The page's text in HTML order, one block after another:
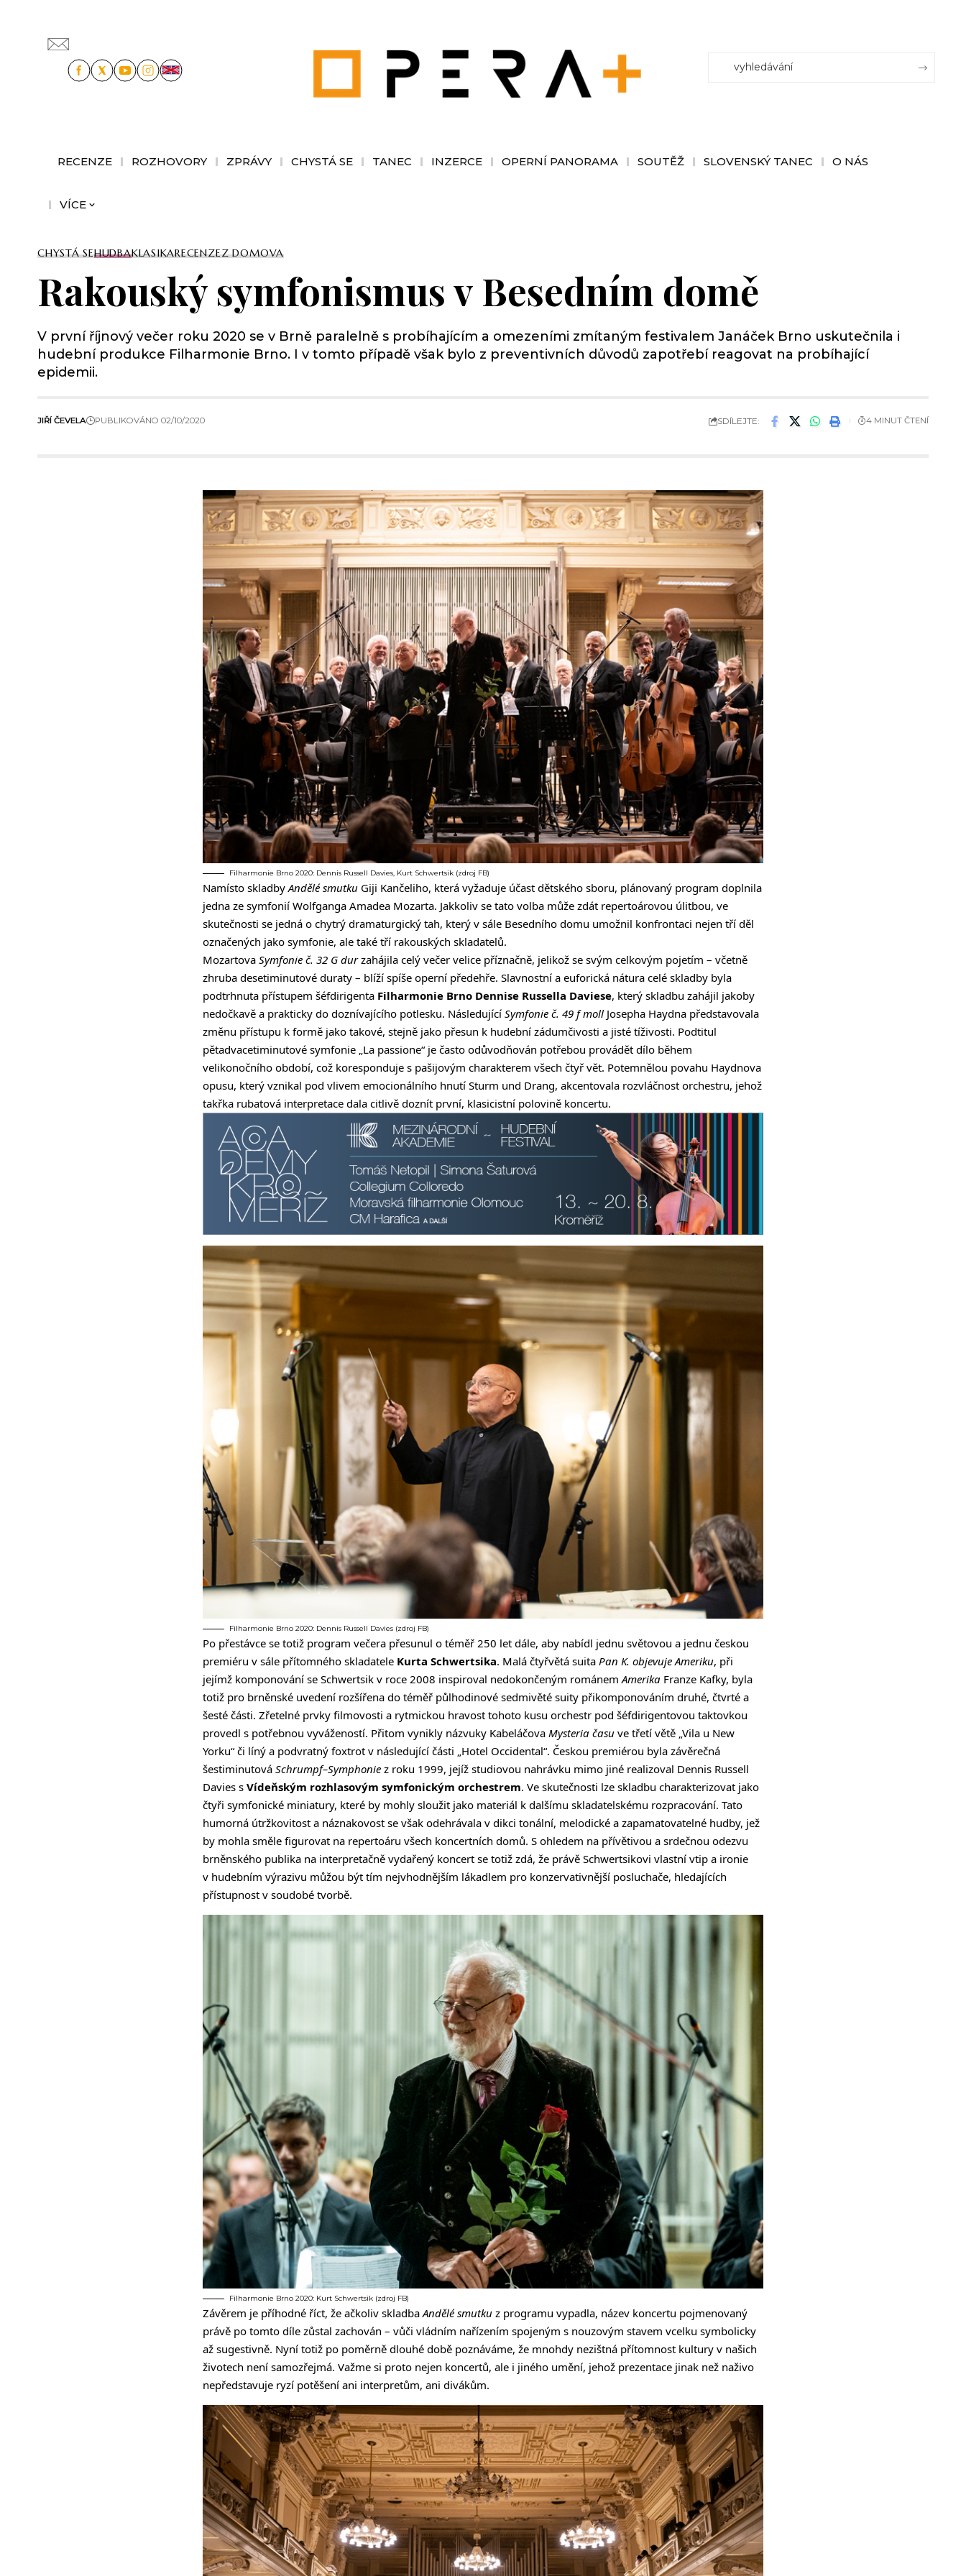
RECENZE ROZHOVORY ZPRÁVY CHYSTÁ SE TANEC INZERCE OPERNÍ PANORAMA SOUTĚŽ SLOVENSKÝ TANEC O NÁS
VÍCE
CHYSTÁ SEHUDBAKLASIKARECENZEZ DOMOVA
Rakouský symfonismus v Besedním domě
V první říjnový večer roku 2020 se v Brně paralelně s probíhajícím a omezeními zmítaným festivalem Janáček Brno uskutečnila i
hudební produkce Filharmonie Brno. I v tomto případě však bylo z preventivních důvodů zapotřebí reagovat na probíhající
epidemii.
JIŘÍ ČEVELA PUBLIKOVÁNO 02/10/2020 SDÍLEJTE: 4 MINUT ČTENÍ
Filharmonie Brno 2020: Dennis Russell Davies, Kurt Schwertsik (zdroj FB)
Namísto skladbyAndělé smutku Giji Kančeliho, která vyžaduje účast dětského sboru, plánovaný program doplnila
jedna ze symfonií Wolfganga Amadea Mozarta. Jakkoliv se tato volba může zdát repertoárovou úlitbou, ve
skutečnosti se jedná o chytrý dramaturgický tah, který v sále Besedního domu umožnil konfrontaci nejen tří děl
označených jako symfonie, ale také tří rakouských skladatelů.
Mozartova Symfonie č. 32 G durzahájila celý večer velice příznačně, jelikož se svým celkovým pojetím – včetně
zhruba desetiminutové duraty – blíží spíše operní předehře. Slavnostní a euforická nátura celé skladby byla
podtrhnuta přístupem šéfdirigenta Filharmonie Brno Dennise Russella Daviese, který skladbu zahájil jakoby
nedočkavě a prakticky do doznívajícího potlesku. Následující Symfonie č. 49 f moll Josepha Haydna představovala
změnu přístupu k formě jako takové, stejně jako přesun k hudební zádumčivosti a jisté tíživosti. Podtitul
pětadvacetiminutové symfonie „La passione“ je často odůvodňován potřebou provádět dílo během
velikonočního období, což koresponduje s pašijovým charakterem všech čtyř vět. Potemnělou povahu Haydnova
opusu, který vznikal pod vlivem emocionálního hnutí Sturm und Drang, akcentovala rozvláčnost orchestru, jehož
takřka rubatová interpretace dala citlivě doznít první, klasicistní polovině koncertu.
Filharmonie Brno 2020: Dennis Russell Davies (zdroj FB)
Po přestávce se totiž program večera přesunul o téměř 250 let dále, aby nabídl jednu světovou a jednu českou
premiéru v sále přítomného skladatele Kurta Schwertsika. Malá čtyřvětá suita Pan K. objevuje Ameriku, při
jejímž komponování se Schwertsik v roce 2008 inspiroval nedokončeným románemAmerika Franze Kafky, byla
totiž pro brněnské uvedení rozšířena do téměř půlhodinové sedmivěté suity přikomponováním druhé, čtvrté a
šesté části. Zřetelné prvky filmovosti a rytmickou hravost tohoto kusu orchestr pod šéfdirigentovou taktovkou
provedl s potřebnou vyvážeností. Přitom vynikly názvuky Kabeláčova Mysteria času ve třetí větě „Vila u New
Yorku“ či líný a podvratný foxtrot v následující části „Hotel Occidental“. Českou premiérou byla závěrečná
šestiminutová Schrumpf–Symphonie z roku 1999, jejíž studiovou nahrávku mimo jiné realizoval Dennis Russell
Davies s Vídeňským rozhlasovým symfonickým orchestrem. Ve skutečnosti lze skladbu charakterizovat jako
čtyři symfonické miniatury, které by mohly sloužit jako materiál k dalšímu skladatelskému rozpracování. Tato
humorná útržkovitost a náznakovost se však odehrávala v dikci tonální, melodické a zapamatovatelné hudby, jež
by mohla směle figurovat na repertoáru všech koncertních domů. S ohledem na přívětivou a srdečnou odezvu
brněnského publika na interpretačně vydařený koncert se totiž zdá, že právě Schwertsikovi vlastní vtip a ironie
v hudebním výrazivu můžou být tím nejvhodnějším lákadlem pro konzervativnější posluchače, hledajících
přístupnost v soudobé tvorbě.
Filharmonie Brno 2020: Kurt Schwertsik (zdroj FB)
Závěrem je příhodné říct, že ačkoliv skladbaAndělé smutku z programu vypadla, název koncertu pojmenovaný
právě po tomto díle zůstal zachován – vůči vládním nařízením spojeným s nouzovým stavem vcelku symbolicky
až sugestivně. Nyní totiž po poměrně dlouhé době poznáváme, že mnohdy nezištná přítomnost kultury v našich
životech není samozřejmá. Važme si proto nejen koncertů, ale i jiného umění, jehož prezentace jinak než naživo
nepředstavuje ryzí potěšení ani interpretům, ani divákům.